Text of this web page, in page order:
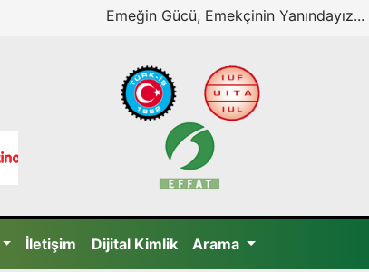
Emeğin Gücü, Emekçinin Yanındayız...
İletişim Dijital Kimlik Arama